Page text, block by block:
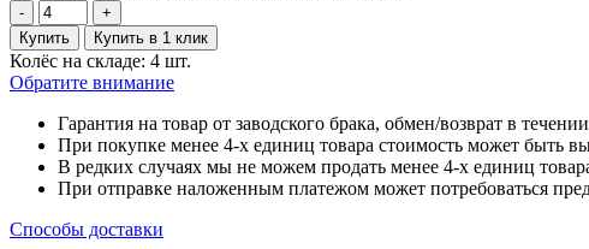
-
+
Купить
Купить в 1 клик
Колёс на складе: 4 шт.
Обратите внимание
Гарантия на товар от заводского брака, обмен/возврат в
При покупке менее 4-х единиц товара стоимость может быть
В редких случаях мы не можем продать менее 4-х единиц
При отправке наложенным платежом может потребоваться
Способы доставки